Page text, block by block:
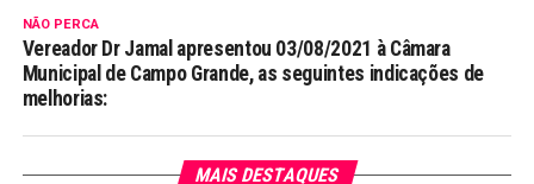
NÃO PERCA
Vereador Dr Jamal apresentou 03/08/2021 à Câmara
Municipal de Campo Grande, as seguintes indicações de
melhorias:
MAIS DESTAQUES